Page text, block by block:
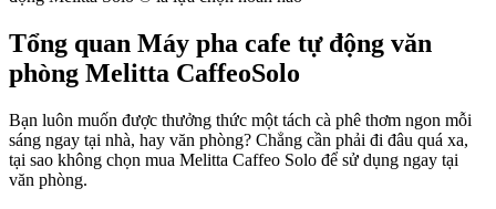
Tổng quan Máy pha cafe tự động văn
phòng Melitta CaffeoSolo
Bạn luôn muốn được thưởng thức một tách cà phê thơm ngon mỗi
sáng ngay tại nhà, hay văn phòng? Chẳng cần phải đi đâu quá xa,
tại sao không chọn mua Melitta Caffeo Solo để sử dụng ngay tại
văn phòng.